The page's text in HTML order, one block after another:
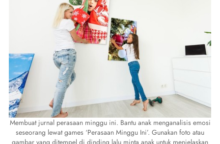
Membuat jurnal perasaan minggu ini. Bantu anak menganalisis emosi
seseorang lewat games ‘Perasaan Minggu Ini’. Gunakan foto atau